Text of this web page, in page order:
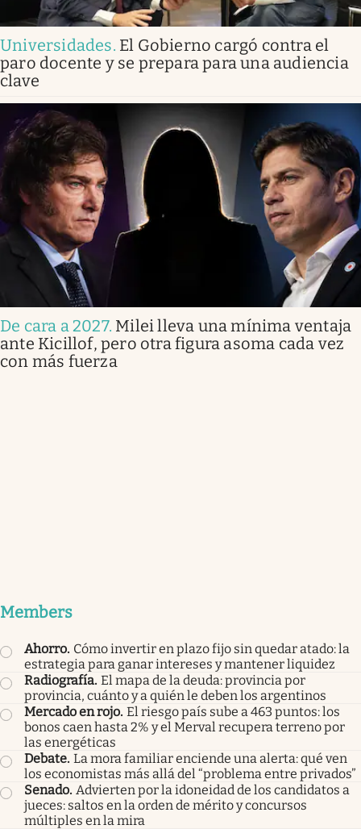
Universidades. El Gobierno cargó contra el
paro docente y se prepara para una audiencia
clave
De cara a 2027. Milei lleva una mínima ventaja
ante Kicillof, pero otra figura asoma cada vez
con más fuerza
Members
Ahorro. Cómo invertir en plazo fijo sin quedar atado: la
estrategia para ganar intereses y mantener liquidez
Radiografía. El mapa de la deuda: provincia por
provincia, cuánto y a quién le deben los argentinos
Mercado en rojo. El riesgo país sube a 463 puntos: los
bonos caen hasta 2% y el Merval recupera terreno por
las energéticas
Debate. La mora familiar enciende una alerta: qué ven
los economistas más allá del “problema entre privados”
Senado. Advierten por la idoneidad de los candidatos a
jueces: saltos en la orden de mérito y concursos
múltiples en la mira